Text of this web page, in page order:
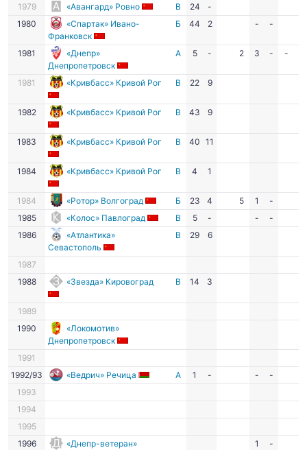
1979 «Авангард» Ровно В 24
-
1980
«Спартак» Ивано-
Франковск
Б 44 2 - -
1981
«Днепр»
Днепропетровск
А 5 - 2 3 - -
1981 «Кривбасс» Кривой Рог В 22 9
1982 «Кривбасс» Кривой Рог В 43 9
1983 «Кривбасс» Кривой Рог В 40 11
1984 «Кривбасс» Кривой Рог В 4 1
1984 «Ротор» Волгоград Б 23 4 5 1
-
1985
«Колос» Павлоград В 5 - -
-
1986
«Атлантика»
Севастополь
В 29 6
1987
1988
«Звезда» Кировоград В 14 3
1989
1990
«Локомотив»
Днепропетровск
1991
1992/93
«Ведрич» Речица А 1 - -
-
1993
1994
1995
1996
«Днепр-ветеран»
1 -